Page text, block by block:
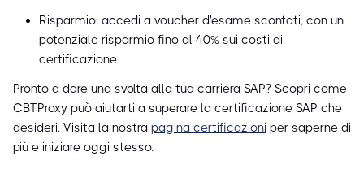
Risparmio: accedi a voucher d'esame scontati, con un
potenziale risparmio fino al 40% sui costi di
certificazione.
Pronto a dare una svolta alla tua carriera SAP? Scopri come
CBTProxy può aiutarti a superare la certificazione SAP che
desideri. Visita la nostra pagina certificazioni per saperne di
più e iniziare oggi stesso.